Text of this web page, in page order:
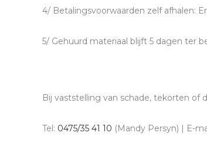
4/ Betalingsvoorwaarden zelf afhalen:
5/ Gehuurd materiaal blijft 5 dagen ter
Bij vaststelling van schade, tekorten
Tel: 0475/35 41 10 (Mandy Persyn) | E-